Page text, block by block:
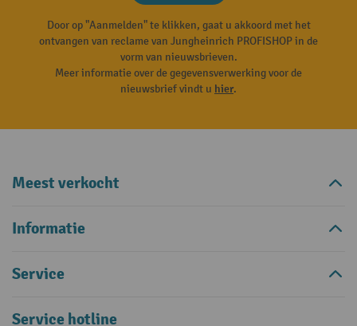
Door op "Aanmelden" te klikken, gaat u akkoord met het
ontvangen van reclame van Jungheinrich PROFISHOP in de
vorm van nieuwsbrieven.
Meer informatie over de gegevensverwerking voor de
nieuwsbrief vindt u hier.
Meest verkocht
Informatie
Service
Service hotline